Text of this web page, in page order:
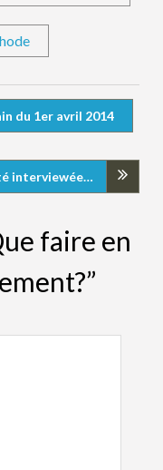
du 1er avril 2014
interviewée…
faire en